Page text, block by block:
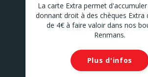
La carte Extra permet
donnant droit à des chèques Extra
de 4€ à faire valoir dans nos
Renmans.
Plus d'infos